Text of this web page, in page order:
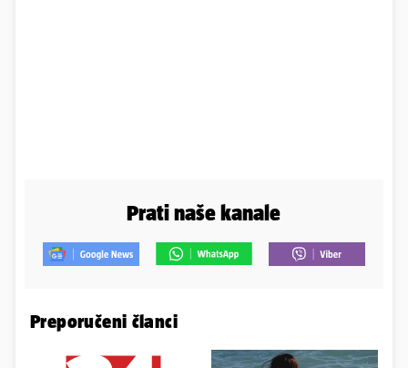
Prati naše kanale
Preporučeni članci